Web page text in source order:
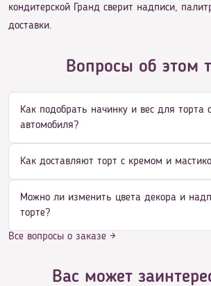
кондитерской Гранд сверит надписи,
доставки.
Вопросы об этом
Как подобрать начинку и вес для торта
автомобиля?
Как доставляют торт с кремом и
Можно ли изменить цвета декора и
торте?
Все вопросы о заказе →
Вас может